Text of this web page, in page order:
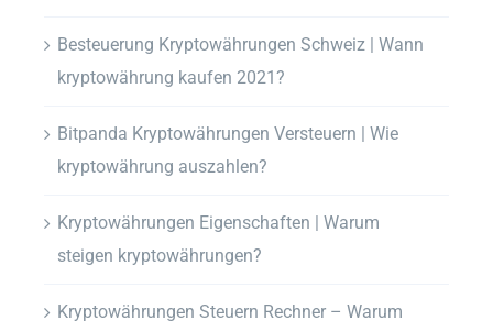
Besteuerung Kryptowährungen Schweiz | Wann
kryptowährung kaufen 2021?
Bitpanda Kryptowährungen Versteuern | Wie
kryptowährung auszahlen?
Kryptowährungen Eigenschaften | Warum
steigen kryptowährungen?
Kryptowährungen Steuern Rechner – Warum